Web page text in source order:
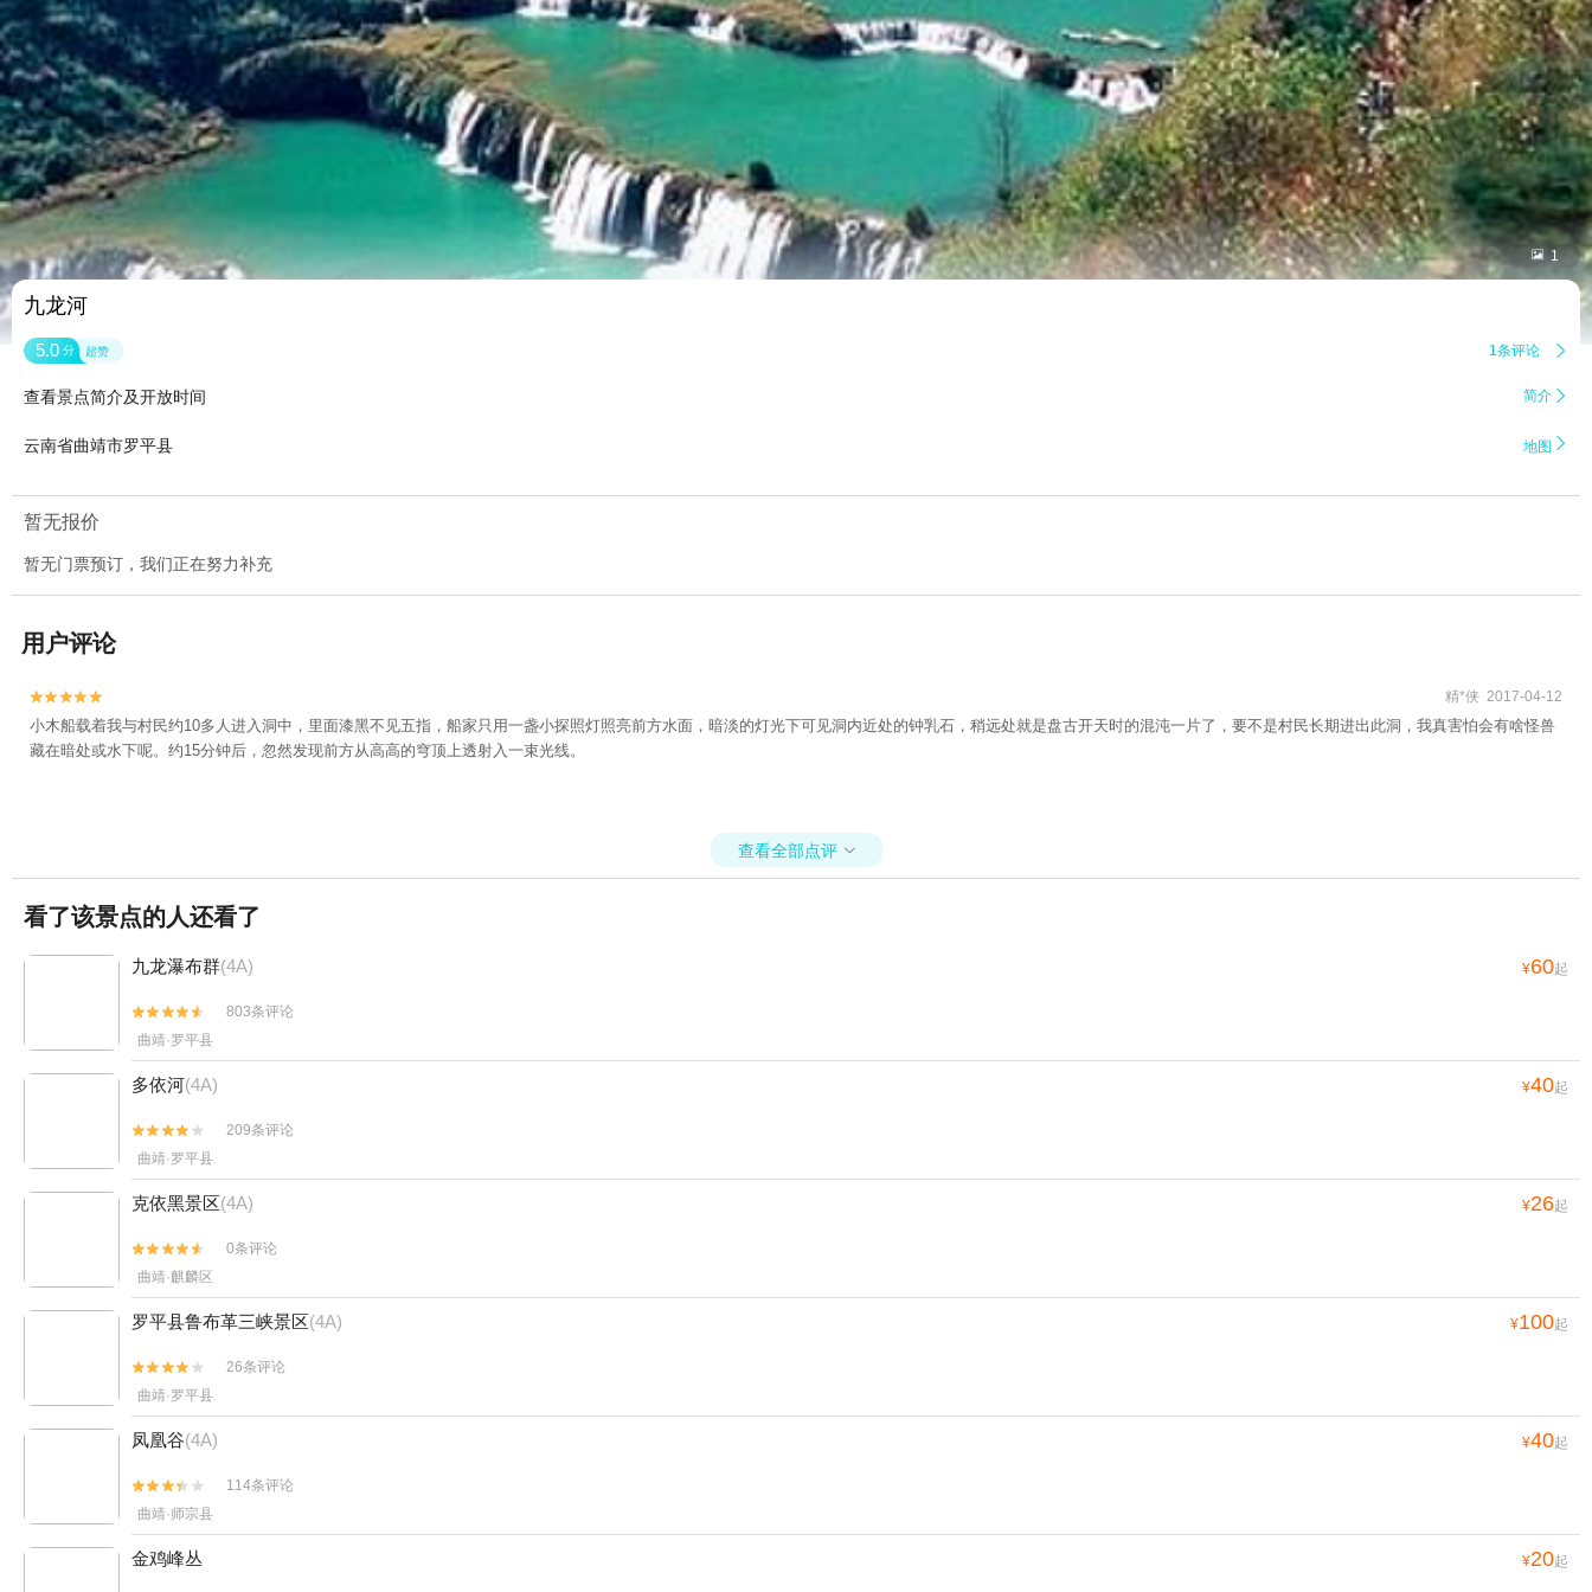
 1
九龙河
5.0 分 超赞 1条评论 
查看景点简介及开放时间 简介 
云南省曲靖市罗平县 地图 
暂无报价
暂无门票预订，我们正在努力补充
用户评论

 精*侠 2017-04-12
小木船载着我与村民约10多人进入洞中，里面漆黑不见五指，船家只用一盏小探照灯照亮前方水面，暗淡的灯光下可见洞内近处的钟乳石，稍远处就是盘古开天时的混沌一片了，要不是村民长期进出此洞，我真害怕会有啥怪兽
藏在暗处或水下呢。约15分钟后，忽然发现前方从高高的穹顶上透射入一束光线。
查看全部点评 
看了该景点的人还看了
九龙瀑布群(4A) ¥60起


803条评论
曲靖·罗平县
多依河(4A) ¥40起


209条评论
曲靖·罗平县
克依黑景区(4A) ¥26起


0条评论
曲靖·麒麟区
罗平县鲁布革三峡景区(4A) ¥100起


26条评论
曲靖·罗平县
凤凰谷(4A) ¥40起


114条评论
曲靖·师宗县
金鸡峰丛 ¥20起